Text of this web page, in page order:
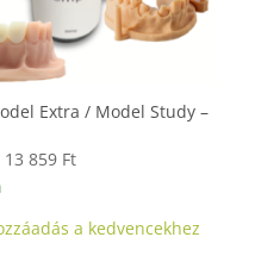
Extra / Model Study –
13 859 FtÁrtartomány:
-
a kedvencekhez